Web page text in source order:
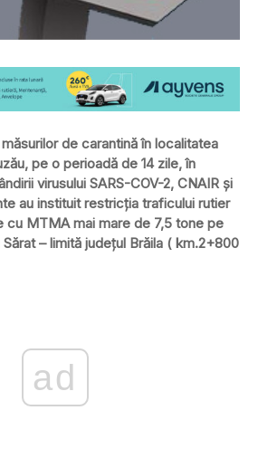
de carantină în localitatea
pe o perioadă de 14 zile, în
virusului SARS-COV-2, CNAIR şi
au instituit restricţia traficului rutier
cu MTMA mai mare de 7,5 tone pe
– limită judeţul Brăila ( km.2+800
ad